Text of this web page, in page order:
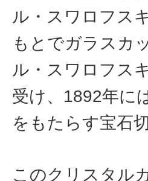
ル・スワロフス
もとでガラスカ
ル・スワロフス
受け、1892年に
をもたらす宝石
このクリスタル